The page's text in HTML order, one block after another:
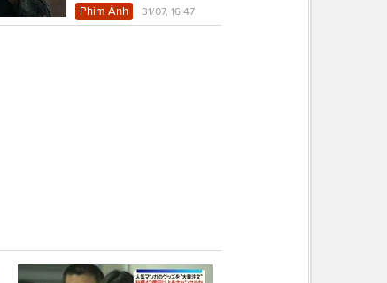
Phim Ảnh 31/07, 16:47